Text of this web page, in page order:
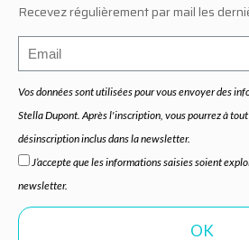
Recevez régulièrement par mail les
Vos données sont utilisées pour vous envoyer des
Stella Dupont. Après l'inscription, vous pourrez à
désinscription inclus dans la newsletter.
J’accepte que les informations saisies soient
newsletter.